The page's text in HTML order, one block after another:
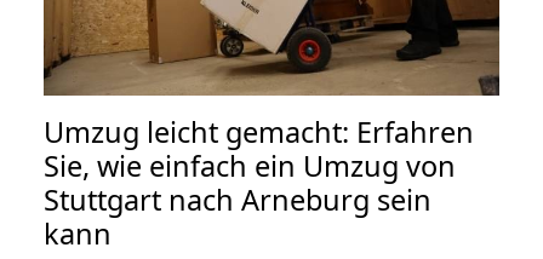
Umzug leicht gemacht: Erfahren
Sie, wie einfach ein Umzug von
Stuttgart nach Arneburg sein
kann